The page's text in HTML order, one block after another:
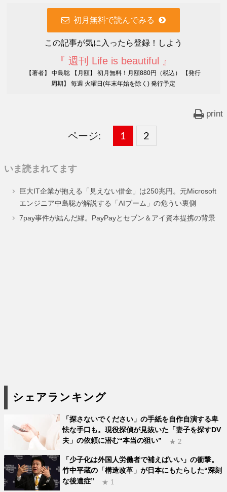
初月無料で読んでみる
この記事が気に入ったら登録！しよう
『 週刊 Life is beautiful 』
【著者】 中島聡 【月額】 初月無料！月額880円（税込） 【発行
周期】 毎週 火曜日(年末年始を除く) 発行予定
print
ページ:
固
ー
ジ
1 ,
固
ー
ジ
2
いま読まれてます
巨大IT企業が抱える「見えない借金」は250兆円。元Microsoft
エンジニア中島聡が解説する「AIブーム」の危うい裏側
7pay事件が結んだ縁。PayPayとセブン＆アイ資本提携の背景
シェアランキング
「探さないでください」の手紙を自作自演する卑
怯な手口も。現役探偵が見抜いた「妻子を探すDV
夫」の依頼に潜む“本当の狙い”
★ 2
「少子化は外国人労働者で補えばいい」の衝撃。
竹中平蔵の「構造改革」が日本にもたらした“深刻
な後遺症”
★ 1